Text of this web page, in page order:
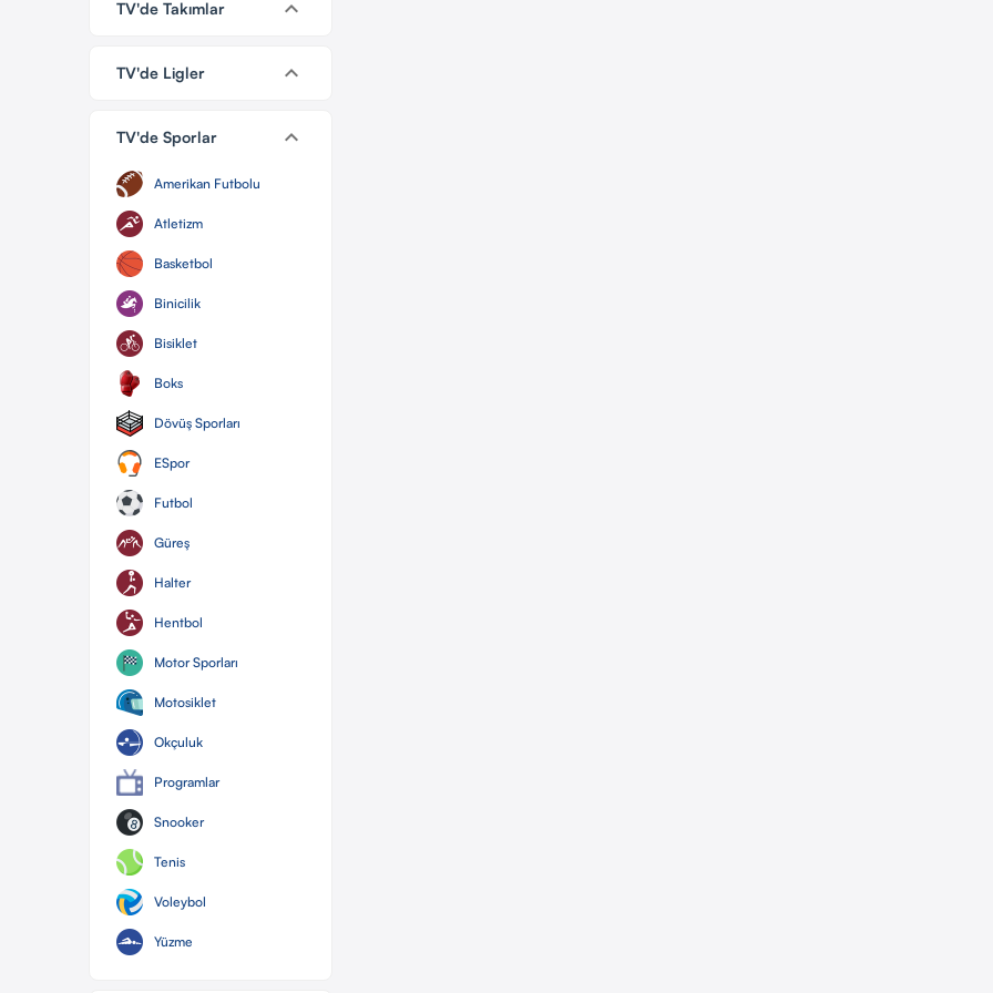
TV'de Takımlar keyboard_arrow_down
TV'de Ligler keyboard_arrow_down
TV'de Sporlar keyboard_arrow_down
Amerikan Futbolu
Atletizm
Basketbol
Binicilik
Bisiklet
Boks
Dövüş Sporları
ESpor
Futbol
Güreş
Halter
Hentbol
Motor Sporları
Motosiklet
Okçuluk
Programlar
Snooker
Tenis
Voleybol
Yüzme